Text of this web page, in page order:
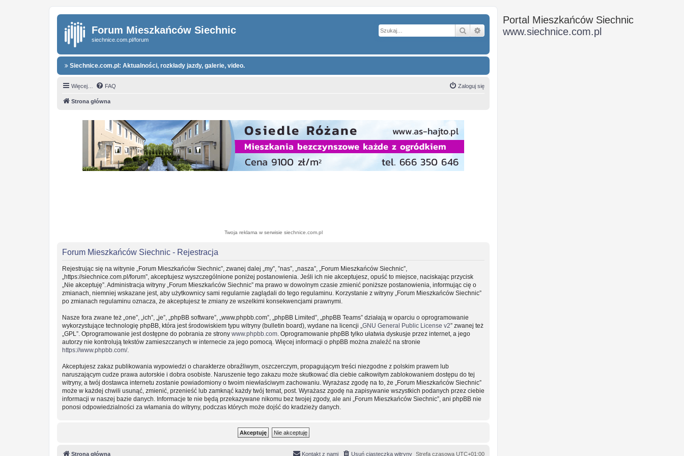
Forum Mieszkańców Siechnic
siechnice.com.pl/forum
Szukaj Wyszukiwanie zaawansowane
Siechnice.com.pl: Aktualności, rozkłady jazdy, galerie, video.
Więcej… FAQ Zaloguj się
Strona główna
Twoja reklama w serwisie siechnice.com.pl
Forum Mieszkańców Siechnic - Rejestracja
Rejestrując się na witrynie „Forum Mieszkańców Siechnic”, zwanej dalej „my”, ”nas”, „nasza”, „Forum Mieszkańców Siechnic”,
„https://siechnice.com.pl/forum”, akceptujesz wyszczególnione poniżej postanowienia. Jeśli ich nie akceptujesz, opuść to miejsce, naciskając przycisk
„Nie akceptuję”. Administracja witryny „Forum Mieszkańców Siechnic” ma prawo w dowolnym czasie zmienić poniższe postanowienia, informując cię o
zmianach, niemniej wskazane jest, aby użytkownicy sami regularnie zaglądali do tego regulaminu. Korzystanie z witryny „Forum Mieszkańców Siechnic”
po zmianach regulaminu oznacza, że akceptujesz te zmiany ze wszelkimi konsekwencjami prawnymi.
Nasze fora zwane też „one”, „ich”, „je”, „phpBB software”, „www.phpbb.com”, „phpBB Limited”, „phpBB Teams” działają w oparciu o oprogramowanie
wykorzystujące technologię phpBB, która jest środowiskiem typu witryny (bulletin board), wydane na licencji „ GNU General Public License v2” zwanej też
„GPL”. Oprogramowanie jest dostępne do pobrania ze strony www.phpbb.com . Oprogramowanie phpBB tylko ułatwia dyskusje przez internet, a jego
autorzy nie kontrolują tekstów zamieszczanych w internecie za jego pomocą. Więcej informacji o phpBB można znaleźć na stronie
https://www.phpbb.com/.
Akceptujesz zakaz publikowania wypowiedzi o charakterze obraźliwym, oszczerczym, propagującym treści niezgodne z polskim prawem lub
naruszającym cudze prawa autorskie i dobra osobiste. Naruszenie tego zakazu może skutkować dla ciebie całkowitym zablokowaniem dostępu do tej
witryny, a twój dostawca internetu zostanie powiadomiony o twoim niewłaściwym zachowaniu. Wyrażasz zgodę na to, że „Forum Mieszkańców Siechnic”
może w każdej chwili usunąć, zmienić, przenieść lub zamknąć każdy twój temat, post. Wyrażasz zgodę na zapisywanie wszystkich podanych przez ciebie
informacji w naszej bazie danych. Informacje te nie będą przekazywane nikomu bez twojej zgody, ale ani „Forum Mieszkańców Siechnic”, ani phpBB nie
ponosi odpowiedzialności za włamania do witryny, podczas których może dojść do kradzieży danych.
Strona główna Strefa czasowa UTC+01:00
Usuń ciasteczka witryny
Kontakt z nami
Portal Mieszkańców Siechnic
www.siechnice.com.pl